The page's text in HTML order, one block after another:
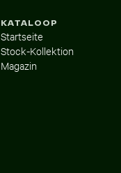
KATALOOP
Startseite
Stock-Kollektion
Magazin